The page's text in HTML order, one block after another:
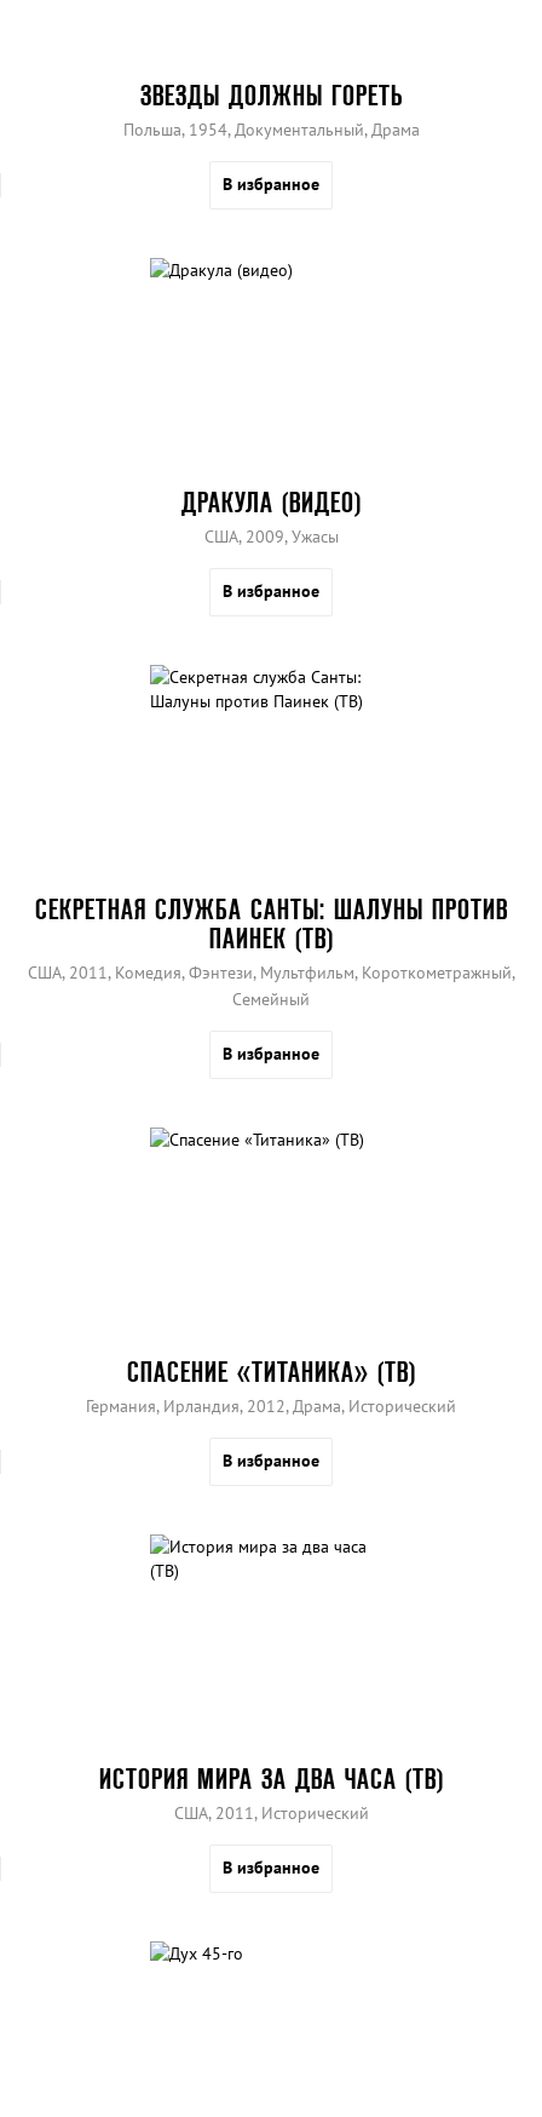
ЗВЕЗДЫ ДОЛЖНЫ ГОРЕТЬ
Польша, 1954, Документальный, Драма
В избранное
ДРАКУЛА (ВИДЕО)
США, 2009, Ужасы
В избранное
СЕКРЕТНАЯ СЛУЖБА САНТЫ: ШАЛУНЫ ПРОТИВ
ПАИНЕК (ТВ)
США, 2011, Комедия, Фэнтези, Мультфильм, Короткометражный,
Семейный
В избранное
СПАСЕНИЕ «ТИТАНИКА» (ТВ)
Германия, Ирландия, 2012, Драма, Исторический
В избранное
ИСТОРИЯ МИРА ЗА ДВА ЧАСА (ТВ)
США, 2011, Исторический
В избранное